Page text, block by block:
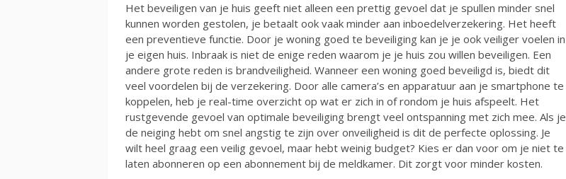
Het beveiligen van je huis geeft niet alleen een prettig gevoel dat je spullen minder snel
kunnen worden gestolen, je betaalt ook vaak minder aan inboedelverzekering. Het heeft
een preventieve functie. Door je woning goed te beveiliging kan je je ook veiliger voelen in
je eigen huis. Inbraak is niet de enige reden waarom je je huis zou willen beveiligen. Een
andere grote reden is brandveiligheid. Wanneer een woning goed beveiligd is, biedt dit
veel voordelen bij de verzekering. Door alle camera’s en apparatuur aan je smartphone te
koppelen, heb je real-time overzicht op wat er zich in of rondom je huis afspeelt. Het
rustgevende gevoel van optimale beveiliging brengt veel ontspanning met zich mee. Als je
de neiging hebt om snel angstig te zijn over onveiligheid is dit de perfecte oplossing. Je
wilt heel graag een veilig gevoel, maar hebt weinig budget? Kies er dan voor om je niet te
laten abonneren op een abonnement bij de meldkamer. Dit zorgt voor minder kosten.